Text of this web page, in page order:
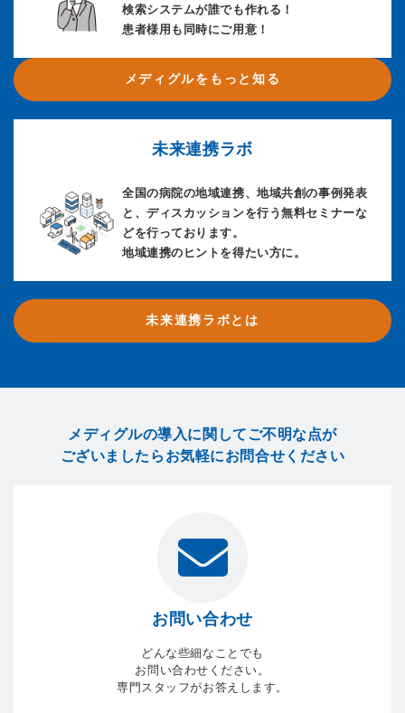
検索システムが誰でも作れる！
患者様用も同時にご用意！
メディグルをもっと知る
未来連携ラボ
全国の病院の地域連携、地域共創の事例発表
と、ディスカッションを行う無料セミナーな
どを行っております。
地域連携のヒントを得たい方に。
未来連携ラボとは
メディグルの導入に関してご不明な点が
ございましたら お気軽にお問合せください
お問い合わせ
どんな些細なことでも
お問い合わせください。
専門スタッフがお答えします。